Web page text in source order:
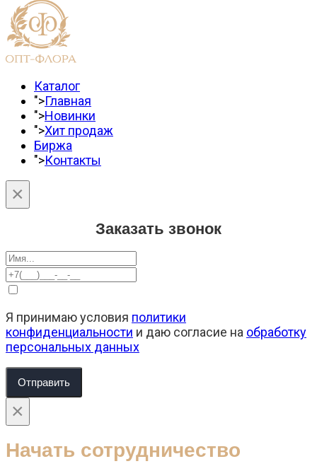
Каталог
">Главная
">Новинки
">Хит продаж
Биржа
">Контакты
×
Заказать звонок
Я принимаю условия политики
конфиденциальности и даю согласие на обработку
персональных данных
Отправить
×
Начать сотрудничество